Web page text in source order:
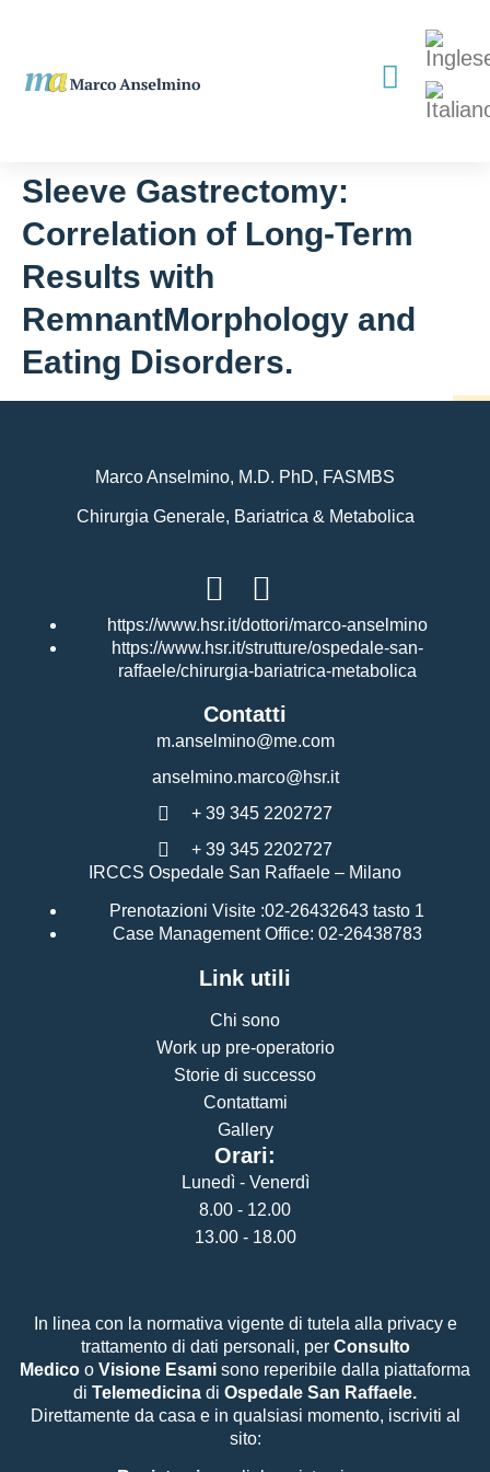
Sleeve Gastrectomy:
Correlation of Long-Term
Results with
RemnantMorphology and
Eating Disorders.
Marco Anselmino, M.D. PhD, FASMBS
Chirurgia Generale, Bariatrica & Metabolica
https://www.hsr.it/dottori/marco-anselmino
https://www.hsr.it/strutture/ospedale-san-
raffaele/chirurgia-bariatrica-metabolica
Contatti
m.anselmino@me.com
anselmino.marco@hsr.it
+ 39 345 2202727
+ 39 345 2202727
IRCCS Ospedale San Raffaele – Milano
Prenotazioni Visite :02-26432643 tasto 1
Case Management Office: 02-26438783
Link utili
Chi sono
Work up pre-operatorio
Storie di successo
Contattami
Gallery
Orari:
Lunedì - Venerdì
8.00 - 12.00
13.00 - 18.00
In linea con la normativa vigente di tutela alla privacy e
trattamento di dati personali, per Consulto
Medico o Visione Esami sono reperibile dalla piattaforma
di Telemedicina di Ospedale San Raffaele.
Direttamente da casa e in qualsiasi momento, iscriviti al
sito: